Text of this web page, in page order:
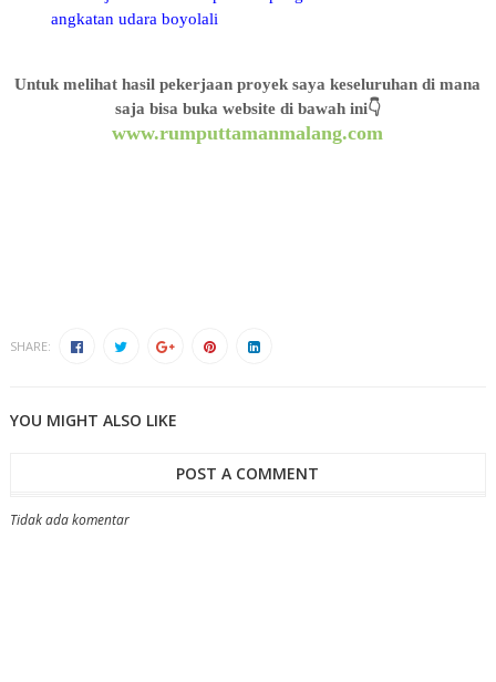
angkatan udara boyolali
Untuk melihat hasil pekerjaan proyek saya keseluruhan di mana
saja bisa buka website di bawah ini👇
www.rumputtamanmalang.com
SHARE:
YOU MIGHT ALSO LIKE
POST A COMMENT
Tidak ada komentar